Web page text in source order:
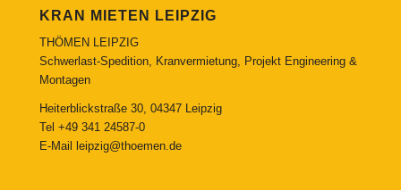
KRAN MIETEN LEIPZIG
THÖMEN LEIPZIG
Schwerlast-Spedition, Kranvermietung, Projekt Engineering &
Montagen
Heiterblickstraße 30, 04347 Leipzig
Tel +49 341 24587-0
E-Mail
leipzig@thoemen.de